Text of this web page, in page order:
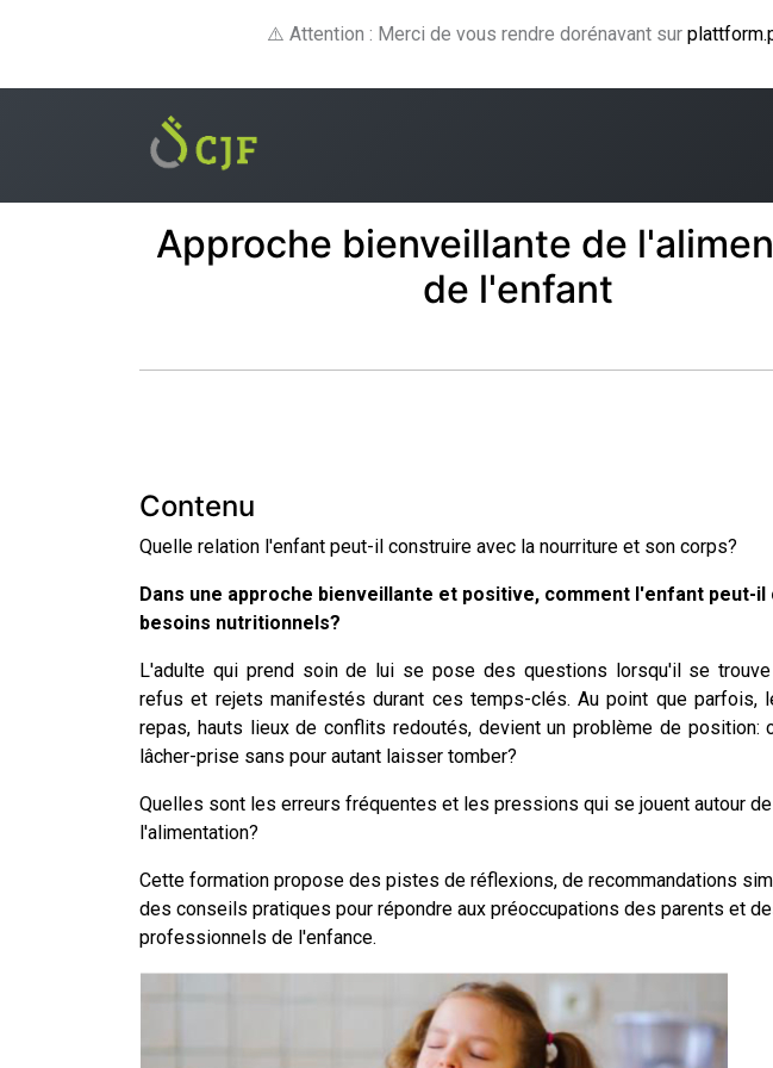
⚠️ Attention : Merci de vous rendre dorénavant sur
Approche bienveillante de
de l'enfant
Contenu
Quelle relation l'enfant peut-il construire avec la nourriture et son corps?
Dans une approche bienveillante et positive, comment l'enfant peut-il
besoins nutritionnels?
L'adulte qui prend soin de lui se pose des questions lorsqu'il se
refus et rejets manifestés durant ces temps-clés. Au point que parfois,
repas, hauts lieux de conflits redoutés, devient un problème de position:
lâcher-prise sans pour autant laisser tomber?
Quelles sont les erreurs fréquentes et les pressions qui se jouent autour de
l'alimentation?
Cette formation propose des pistes de réflexions, de recommandations
des conseils pratiques pour répondre aux préoccupations des parents et
professionnels de l'enfance.